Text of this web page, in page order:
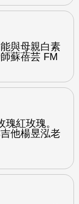
與母親白素
蘇蓓芸 FM
紅玫瑰。
他楊昱泓老